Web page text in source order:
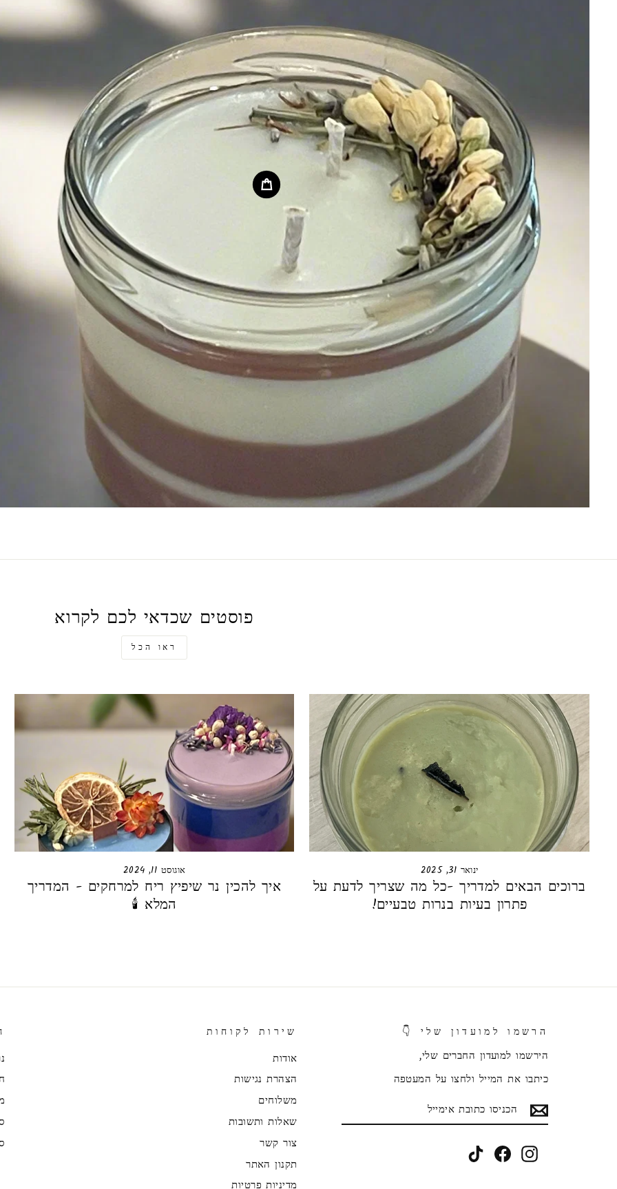
פוסטים שכדאי לכם לקרוא
ראו הכל
ינואר 31, 2025
ברוכים הבאים למדריך -כל מה שצריך לדעת על
פתרון בעיות בנרות טבעיים!
אוגוסט 11, 2024
איך להכין נר שיפיץ ריח למרחקים - המדריך
המלא 🕯️
הרשמו למועדון שלי 👇
הירשמו למועדון החברים שלי,
כיתבו את המייל ולחצו על המעטפה
כתובת
אימייל
Instagram
Facebook
שירות לקוחות
אודות
הצהרת נגישות
משלוחים
שאלות ותשובות
צור קשר
תקנון האתר